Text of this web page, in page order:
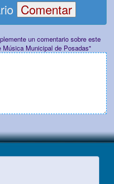
un comentario sobre este
Municipal de Posadas"